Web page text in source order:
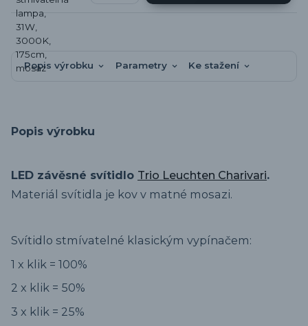
Popis výrobku Parametry Ke stažení
Popis výrobku
LED závěsné svítidlo Trio Leuchten Charivari.
Materiál svítidla je kov v matné mosazi.
Svítidlo stmívatelné klasickým vypínačem:
1 x klik = 100%
2 x klik = 50%
3 x klik = 25%